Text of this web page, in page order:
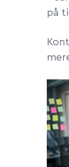
på